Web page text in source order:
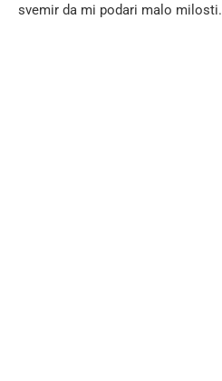
svemir da mi podari malo milosti.